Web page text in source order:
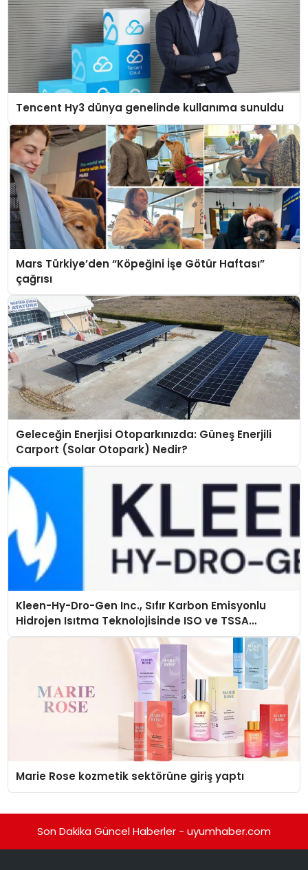
Tencent Hy3 dünya genelinde kullanıma sunuldu
Mars Türkiye’den “Köpeğini İşe Götür Haftası”
çağrısı
Geleceğin Enerjisi Otoparkınızda: Güneş Enerjili
Carport (Solar Otopark) Nedir?
Kleen-Hy-Dro-Gen Inc., Sıfır Karbon Emisyonlu
Hidrojen Isıtma Teknolojisinde ISO ve TSSA
Düzenleyici Onaylarını Aldı
Marie Rose kozmetik sektörüne giriş yaptı
Son Dakika Güncel Haberler - uyumhaber.com